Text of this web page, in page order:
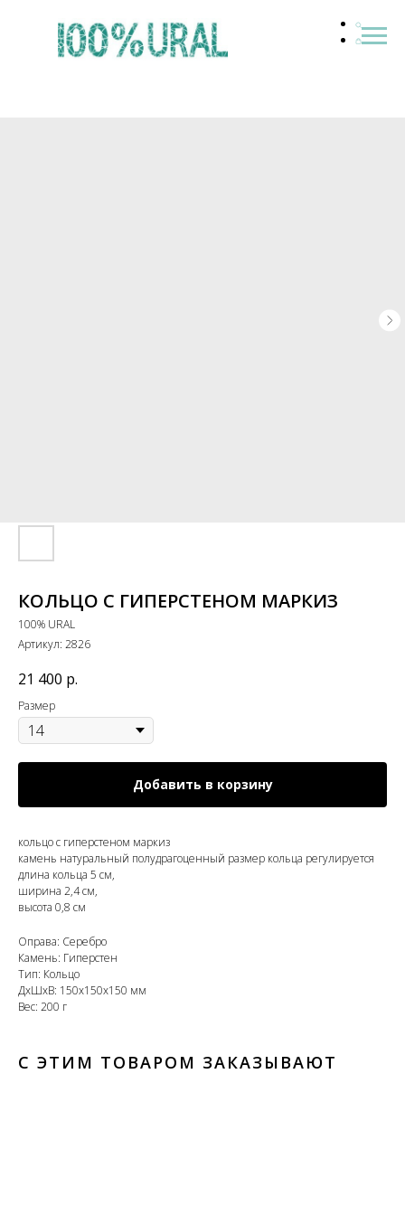
КОЛЬЦО С ГИПЕРСТЕНОМ МАРКИЗ
100% URAL
Артикул: 2826
21 400 р.
Размер
Добавить в корзину
кольцо с гиперстеном маркиз
камень натуральный полудрагоценный размер кольца регулируется
длина кольца 5 см,
ширина 2,4 см,
высота 0,8 см
Оправа: Серебро
Камень: Гиперстен
Тип: Кольцо
ДxШxВ: 150x150x150 мм
Вес: 200 г
С ЭТИМ ТОВАРОМ ЗАКАЗЫВАЮТ